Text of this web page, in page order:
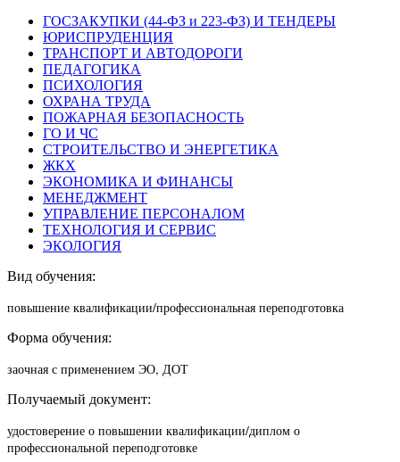
ГОСЗАКУПКИ (44-ФЗ и 223-ФЗ) И ТЕНДЕРЫ
ЮРИСПРУДЕНЦИЯ
ТРАНСПОРТ И АВТОДОРОГИ
ПЕДАГОГИКА
ПСИХОЛОГИЯ
ОХРАНА ТРУДА
ПОЖАРНАЯ БЕЗОПАСНОСТЬ
ГО И ЧС
СТРОИТЕЛЬСТВО И ЭНЕРГЕТИКА
ЖКХ
ЭКОНОМИКА И ФИНАНСЫ
МЕНЕДЖМЕНТ
УПРАВЛЕНИЕ ПЕРСОНАЛОМ
ТЕХНОЛОГИЯ И СЕРВИС
ЭКОЛОГИЯ
Вид обучения:
повышение квалификации/профессиональная переподготовка
Форма обучения:
заочная с применением ЭО, ДОТ
Получаемый документ:
удостоверение о повышении квалификации/диплом о
профессиональной переподготовке